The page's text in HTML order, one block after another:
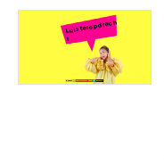
Luisteropdrach
t